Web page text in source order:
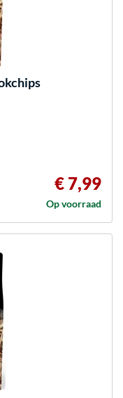
€ 7,99
Op voorraad